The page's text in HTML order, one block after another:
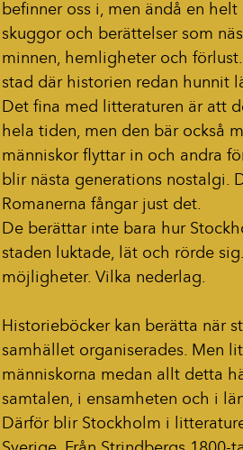
befinner oss i, men ändå en
skuggor och berättelser som
minnen, hemligheter och
stad där historien redan hunnit
Det fina med litteraturen är att
hela tiden, men den bär också
människor flyttar in och andra
blir nästa generations nostalgi.
Romanerna fångar just det.
De berättar inte bara hur
staden luktade, lät och rörde
möjligheter. Vilka nederlag.
Historieböcker kan berätta när
samhället organiserades. Men
människorna medan allt detta
samtalen, i ensamheten och i
Därför blir Stockholm i